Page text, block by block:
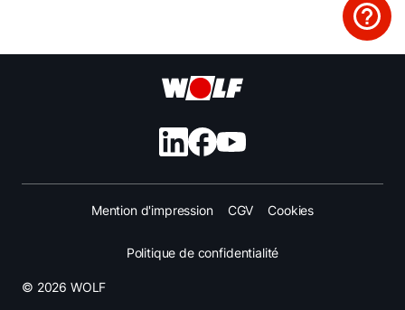
© 2026 WOLF
Mention d'impression CGV Cookies
Politique de confidentialité
Formulaire de contact